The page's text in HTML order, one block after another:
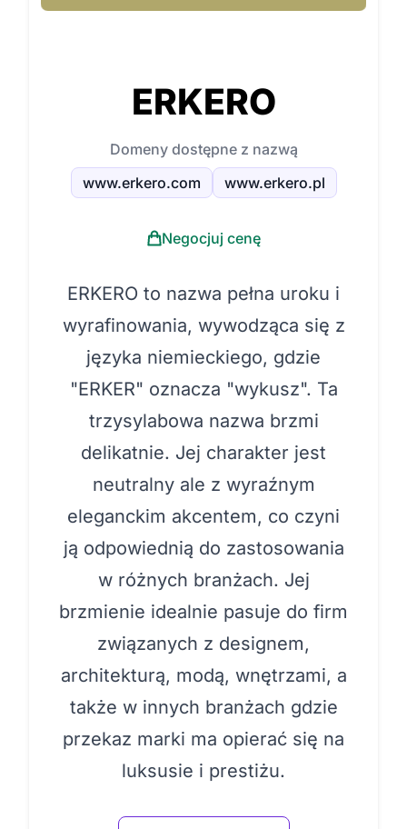
ERKERO
Domeny dostępne z nazwą
www.erkero.com
www.erkero.pl
Negocjuj cenę
ERKERO to nazwa pełna uroku i
wyrafinowania, wywodząca się z
języka niemieckiego, gdzie
"ERKER" oznacza "wykusz". Ta
trzysylabowa nazwa brzmi
delikatnie. Jej charakter jest
neutralny ale z wyraźnym
eleganckim akcentem, co czyni
ją odpowiednią do zastosowania
w różnych branżach. Jej
brzmienie idealnie pasuje do firm
związanych z designem,
architekturą, modą, wnętrzami, a
także w innych branżach gdzie
przekaz marki ma opierać się na
luksusie i prestiżu.